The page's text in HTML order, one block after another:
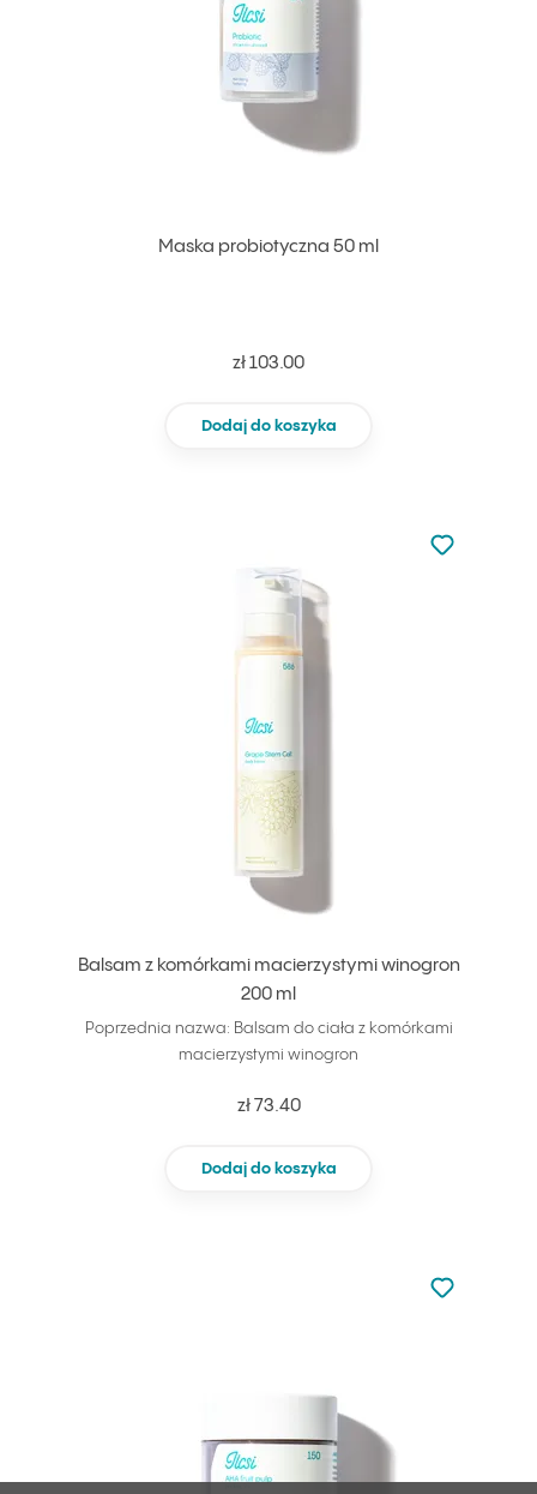
Maska probiotyczna 50 ml
zł 103.00
Dodaj do koszyka
Balsam z komórkami macierzystymi winogron
200 ml
Poprzednia nazwa: Balsam do ciała z komórkami
macierzystymi winogron
zł 73.40
Dodaj do koszyka
Nie dodano
Dodaj do
Nie dodano
Dodaj do